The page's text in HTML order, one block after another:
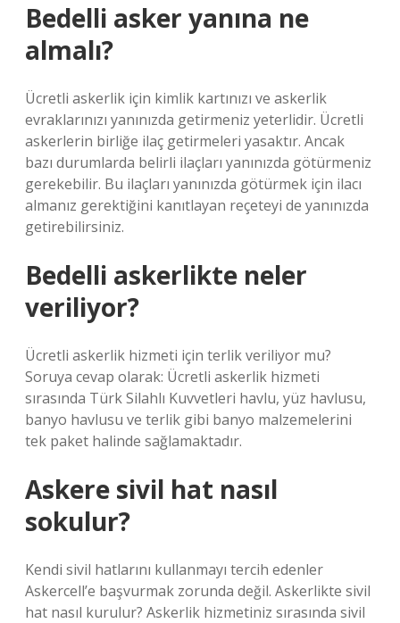
Bedelli asker yanına ne
almalı?
Ücretli askerlik için kimlik kartınızı ve askerlik
evraklarınızı yanınızda getirmeniz yeterlidir. Ücretli
askerlerin birliğe ilaç getirmeleri yasaktır. Ancak
bazı durumlarda belirli ilaçları yanınızda götürmeniz
gerekebilir. Bu ilaçları yanınızda götürmek için ilacı
almanız gerektiğini kanıtlayan reçeteyi de yanınızda
getirebilirsiniz.
Bedelli askerlikte neler
veriliyor?
Ücretli askerlik hizmeti için terlik veriliyor mu?
Soruya cevap olarak: Ücretli askerlik hizmeti
sırasında Türk Silahlı Kuvvetleri havlu, yüz havlusu,
banyo havlusu ve terlik gibi banyo malzemelerini
tek paket halinde sağlamaktadır.
Askere sivil hat nasıl
sokulur?
Kendi sivil hatlarını kullanmayı tercih edenler
Askercell’e başvurmak zorunda değil. Askerlikte sivil
hat nasıl kurulur? Askerlik hizmetiniz sırasında sivil